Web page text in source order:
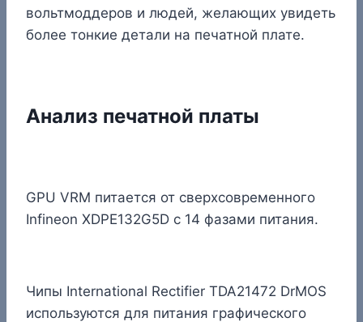
вольтмоддеров и людей, желающих увидеть
более тонкие детали на печатной плате.
Анализ печатной платы
GPU VRM питается от сверхсовременного
Infineon XDPE132G5D с 14 фазами питания.
Чипы International Rectifier TDA21472 DrMOS
используются для питания графического